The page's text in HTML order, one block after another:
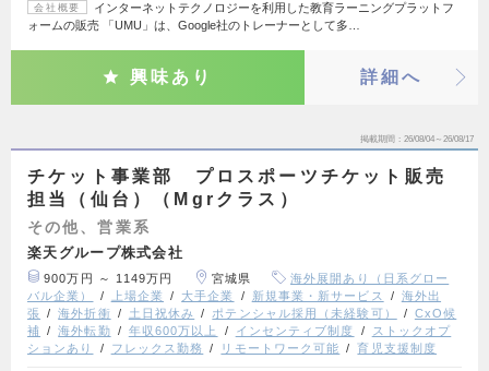
会社概要
インターネットテクノロジーを利用した教育ラーニングプラットフ
ォームの販売 「UMU」は、Google社のトレーナーとして多…
興味あり 詳細へ
掲載期間 26/08/04～26/08/17
チケット事業部 プロスポーツチケット販売
担当（仙台）（Mgrクラス）
その他、営業系
楽天グループ株式会社
900万円 ～ 1149万円 宮城県
海外展開あり（日系グロー
バル企業）
上場企業 大手企業 新規事業・新サービス
海外出
張
海外折衝 土日祝休み ポテンシャル採用（未経験可）
CxO候
補
海外転勤 年収600万以上 インセンティブ制度
ストックオプ
ションあり
フレックス勤務 リモートワーク可能 育児支援制度